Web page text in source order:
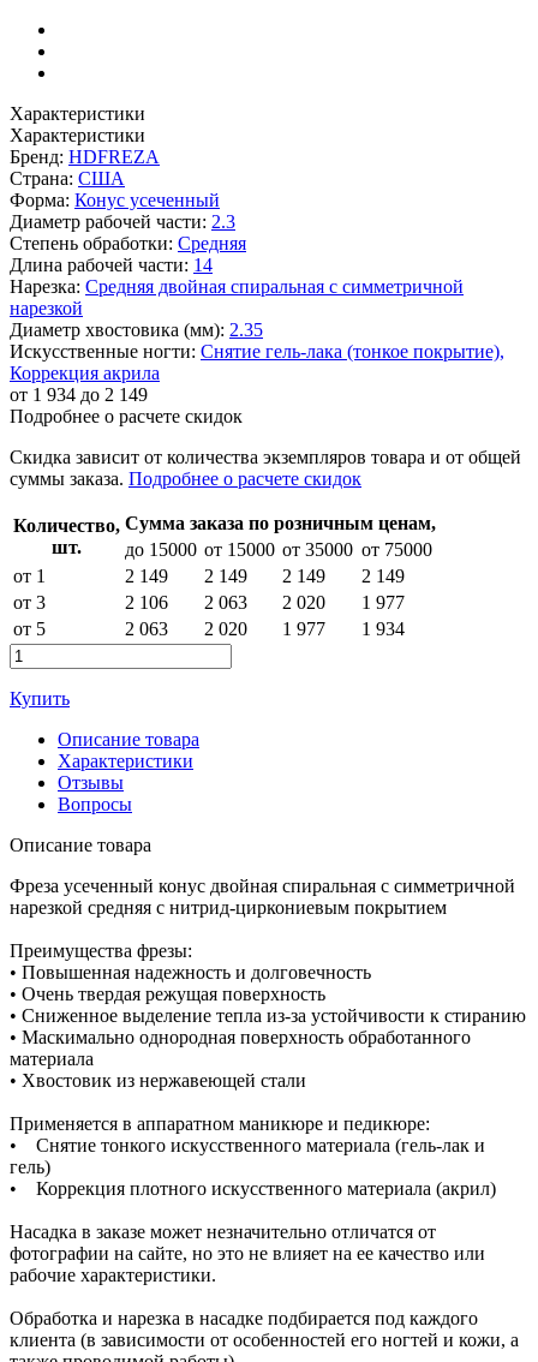
Характеристики
Характеристики
Бренд: HDFREZA
Страна: США
Форма: Конус усеченный
Диаметр рабочей части: 2.3
Степень обработки: Средняя
Длина рабочей части: 14
Нарезка: Средняя двойная спиральная с симметричной
нарезкой
Диаметр хвостовика (мм): 2.35
Искусственные ногти: Снятие гель-лака (тонкое покрытие),
Коррекция акрила
от 1 934 до 2 149
Подробнее о расчете скидок
Скидка зависит от количества экземпляров товара и от общей
суммы заказа. Подробнее о расчете скидок
Количество,
шт.
Сумма заказа по розничным ценам,
до 15000 от 15000 от 35000 от 75000
от 1
2 149 2 149 2 149
2 149
от 3
2 106 2 063 2 020
1 977
от 5
2 063 2 020 1 977 1 934
Купить
Описание товара
Характеристики
Отзывы
Вопросы
Описание товара
Фреза усеченный конус двойная спиральная с симметричной
нарезкой средняя с нитрид-циркониевым покрытием
Преимущества фрезы:
• Повышенная надежность и долговечность
• Очень твердая режущая поверхность
• Сниженное выделение тепла из-за устойчивости к стиранию
• Маскимально однородная поверхность обработанного
материала
• Хвостовик из нержавеющей стали
Применяется в аппаратном маникюре и педикюре:
• Снятие тонкого искусственного материала (гель-лак и
гель)
• Коррекция плотного искусственного материала (акрил)
Насадка в заказе может незначительно отличатся от
фотографии на сайте, но это не влияет на ее качество или
рабочие характеристики.
Обработка и нарезка в насадке подбирается под каждого
клиента (в зависимости от особенностей его ногтей и кожи, а